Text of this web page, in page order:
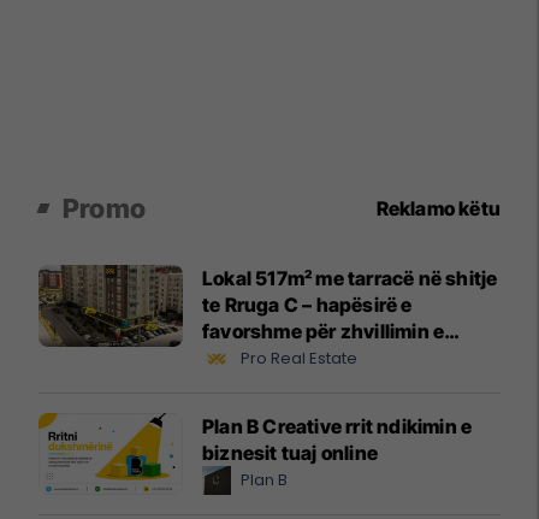
Promo Reklamo këtu
Lokal 517m² me tarracë në shitje
te Rruga C – hapësirë e
favorshme për zhvillimin e
biznesit #15796
Pro Real Estate
Plan B Creative rrit ndikimin e
biznesit tuaj online
Plan B